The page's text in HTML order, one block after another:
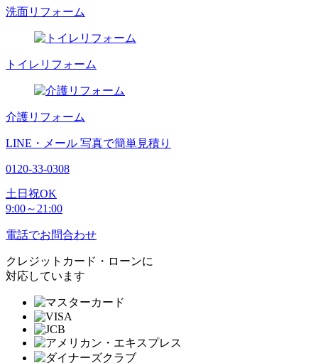
洗面リフォーム
トイレリフォーム
介護リフォーム
LINE・メール 写真で簡単見積り
0120-33-0308
土日祝OK
9:00～21:00
電話でお問合わせ
クレジットカード・ローンに
対応しています